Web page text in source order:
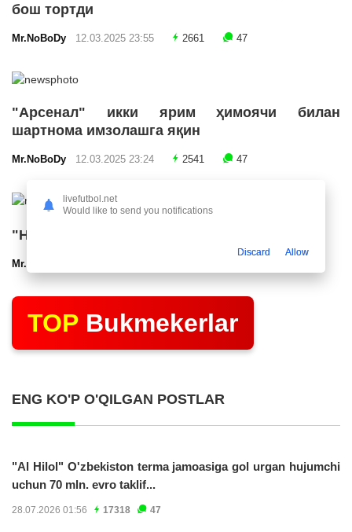
бош тортди
Mr.NoBoDy 12.03.2025 23:55 2661 47
"Арсенал" икки ярим ҳимоячи билан
шартнома имзолашга яқин
Mr.NoBoDy 12.03.2025 23:24 2541 47
"Нефтчи" тақдимот маросими ўтказди
Mr.NoBoDy
TOP Bukmekerlar
ENG KO'P O'QILGAN POSTLAR
"Al Hilol" O'zbekiston terma jamoasiga gol urgan hujumchi
uchun 70 mln. evro taklif...
28.07.2026 01:56 17318 47
livefutbol.net
Would like to send you notifications
Discard Allow